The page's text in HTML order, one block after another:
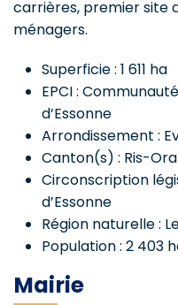
carrières, premier site
ménagers.
Superficie : 1 611 ha
EPCI :
d’Essonne
Arrondissement :
Canton(s) : Ris-
Circonscription
d’Essonne
Région naturelle :
Population : 2 403
Mairie